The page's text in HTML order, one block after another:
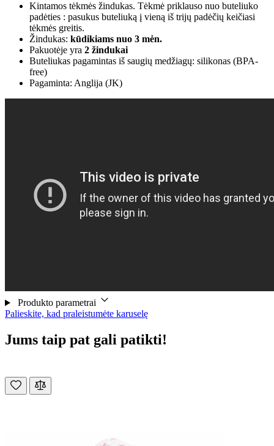
Kintamos tėkmės žindukas. Tėkmė priklauso nuo buteliuko
padėties : pasukus buteliuką į vieną iš trijų padėčių keičiasi
tėkmės greitis.
Žindukas: kūdikiams nuo 3 mėn.
Pakuotėje yra 2 žindukai
Buteliukas pagamintas iš saugių medžiagų: silikonas (BPA-
free)
Pagaminta: Anglija (JK)
Produkto parametrai
Palieskite, kad praleistumėte karuselę
Jums taip pat gali patikti!